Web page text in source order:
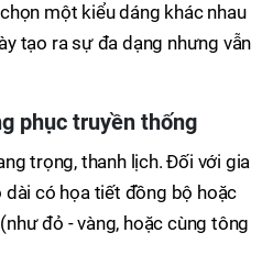
một kiểu dáng khác nhau
tạo ra sự đa dạng nhưng vẫn
phục truyền thống
trọng, thanh lịch. Đối với gia
dài có họa tiết đồng bộ hoặc
đỏ - vàng, hoặc cùng tông